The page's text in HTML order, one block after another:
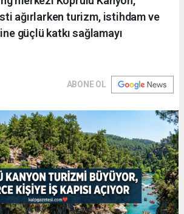
ağırlarken turizm, istihdam ve
güçlü katkı sağlamayı
ABONE OL